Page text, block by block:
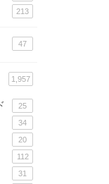
213
47
1,957
25
34
20
112
31